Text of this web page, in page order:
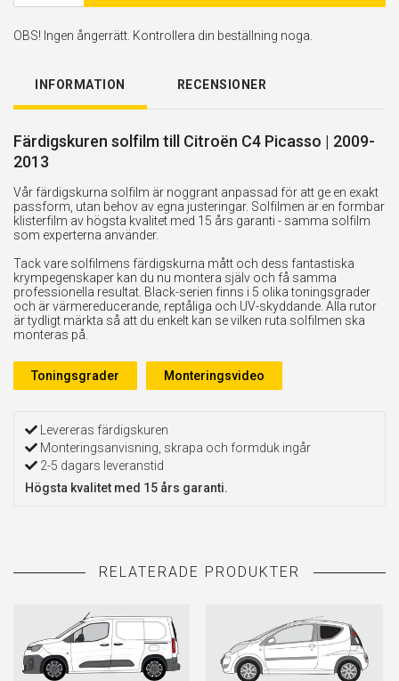
OBS! Ingen ångerrätt. Kontrollera din beställning noga.
INFORMATION RECENSIONER
Färdigskuren solfilm till Citroën C4 Picasso | 2009-
2013
Vår färdigskurna solfilm är noggrant anpassad för att ge en exakt
passform, utan behov av egna justeringar. Solfilmen är en formbar
klisterfilm av högsta kvalitet med 15 års garanti - samma solfilm
som experterna använder.
Tack vare solfilmens färdigskurna mått och dess fantastiska
krympegenskaper kan du nu montera själv och få samma
professionella resultat. Black-serien finns i 5 olika toningsgrader
och är värmereducerande, reptåliga och UV-skyddande. Alla rutor
är tydligt märkta så att du enkelt kan se vilken ruta solfilmen ska
monteras på.
Toningsgrader Monteringsvideo
Levereras färdigskuren
Monteringsanvisning, skrapa och formduk ingår
2-5 dagars leveranstid
Högsta kvalitet med 15 års garanti.